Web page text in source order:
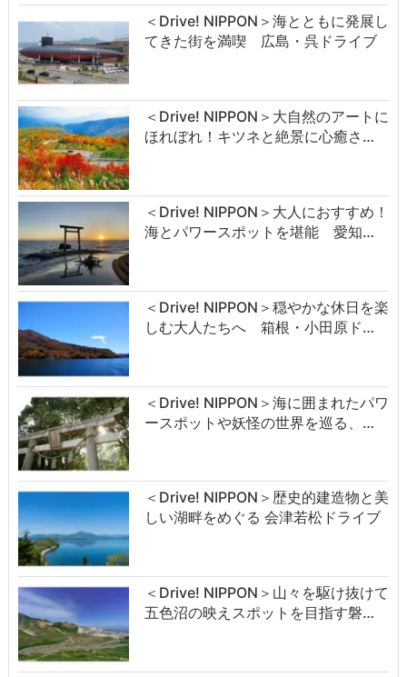
＜Drive! NIPPON＞海とともに発展し
てきた街を満喫 広島・呉ドライブ
＜Drive! NIPPON＞大自然のアートに
ほれぼれ！キツネと絶景に心癒さ…
＜Drive! NIPPON＞大人におすすめ！
海とパワースポットを堪能 愛知…
＜Drive! NIPPON＞穏やかな休日を楽
しむ大人たちへ 箱根・小田原ド…
＜Drive! NIPPON＞海に囲まれたパワ
ースポットや妖怪の世界を巡る、…
＜Drive! NIPPON＞歴史的建造物と美
しい湖畔をめぐる 会津若松ドライブ
＜Drive! NIPPON＞山々を駆け抜けて
五色沼の映えスポットを目指す磐…